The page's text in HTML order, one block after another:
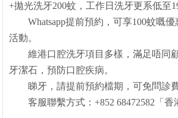
+拋光洗牙200蚊，工作日洗牙更系低至
Whatsapp提前預約，可享100蚊嘅
活動。
維港口腔洗牙項目多樣，滿足唔同
牙潔石，預防口腔疾病。
睇牙，請提前預約檔期，可免問診
客服聯繫方式：+852 68472582「香